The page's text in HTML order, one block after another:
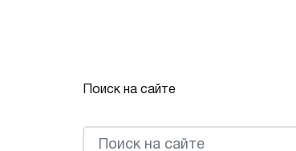
Поиск на сайте